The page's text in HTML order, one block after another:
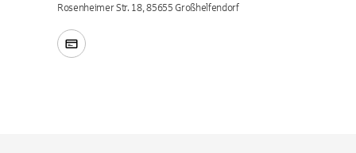
Rosenheimer Str. 18, 85655 Großhelfendorf